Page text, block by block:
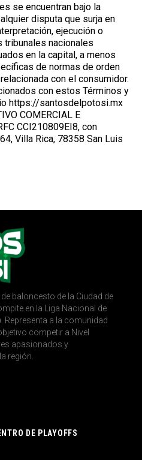
se encuentran bajo la
disputa que surja en
ejecución o
nacionales
en la capital, a menos
de normas de orden
con el consumidor.
con estos Términos y
https://santosdelpotosi.mx
COMERCIAL E
CCI210809EI8, con
Villa Rica, 78358 San Luis
baloncesto de la Ciudad de
en la Liga Nacional de
Representa a la comunidad
competir a Nivel
apasionados y
región.
DE PLAYOFFS